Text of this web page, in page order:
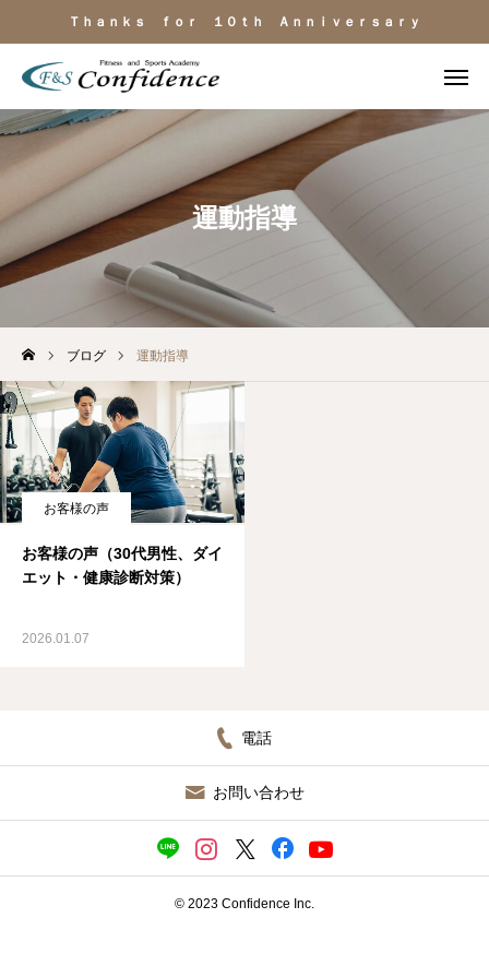
Ｔｈａｎｋｓ ｆｏｒ １０ｔｈ Ａｎｎｉｖｅｒｓａｒｙ
運動指導
ブログ 運動指導
お客様の声
お客様の声（30代男性、ダイ
エット・健康診断対策）
2026.01.07
電話
お問い合わせ
© 2023 Confidence Inc.
施設見学 ＬＩＮＥ相談
電話
施設のご紹介
運動目的
トレーナー紹介
アクセス